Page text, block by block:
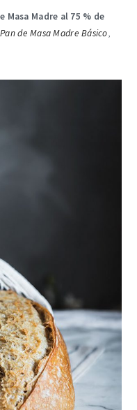
Masa Madre al 75 % de
Pan de Masa Madre Básico,